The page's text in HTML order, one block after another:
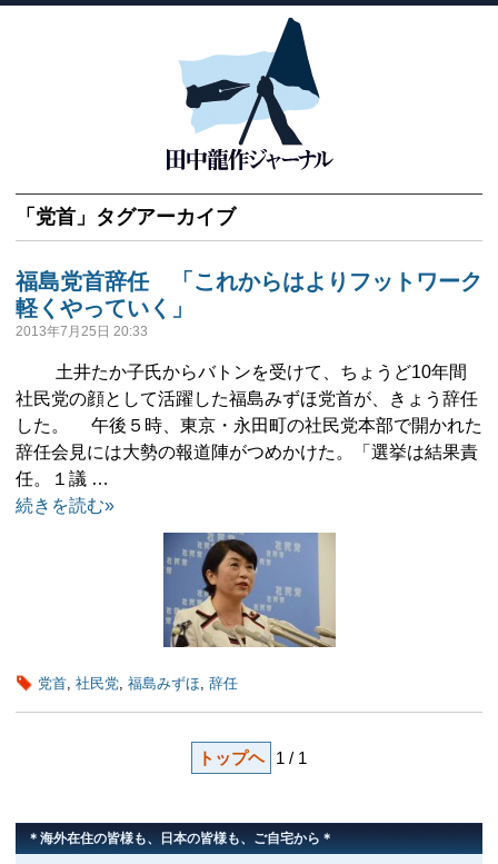
「 党首 」タグアーカイブ
福島党首辞任 「これからはよりフットワーク
軽くやっていく」
2013年7月25日 20:33
土井たか子氏からバトンを受けて、ちょうど10年間
社民党の顔として活躍した福島みずほ党首が、きょう辞任
した。 午後５時、東京・永田町の社民党本部で開かれた
辞任会見には大勢の報道陣がつめかけた。「選挙は結果責
任。１議 …
続きを読む»
党首, 社民党, 福島みずほ, 辞任
トップヘ 1 / 1
＊海外在住の皆様も、日本の皆様も、ご自宅から＊